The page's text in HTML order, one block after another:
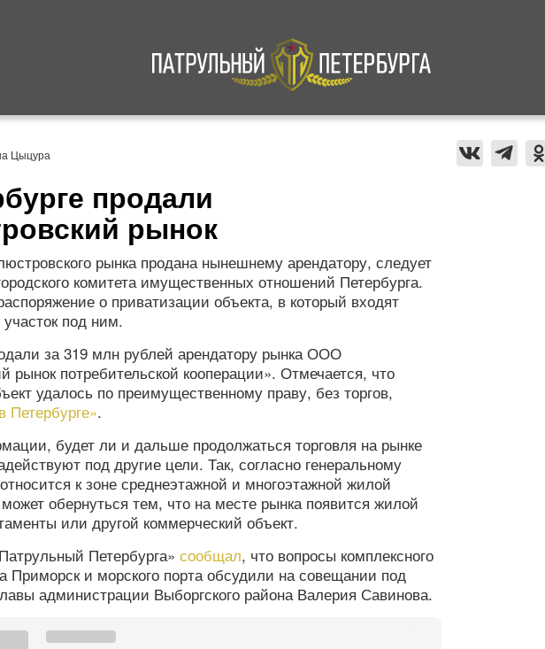
Происшествия
Цыцура
продали
рынок
рынка продана нынешнему арендатору, следует
комитета имущественных отношений Петербурга.
о приватизации объекта, в который входят
под ним.
за 319 млн рублей арендатору рынка ООО
рынок потребительской кооперации». Отмечается, что
удалось по преимущественному праву, без торгов,
Петербурге».
будет ли и дальше продолжаться торговля на рынке
под другие цели. Так, согласно генеральному
к зоне среднеэтажной и многоэтажной жилой
обернуться тем, что на месте рынка появится жилой
или другой коммерческий объект.
Петербурга» сообщал, что вопросы комплексного
Приморск и морского порта обсудили на совещании под
администрации Выборгского района Валерия Савинова.